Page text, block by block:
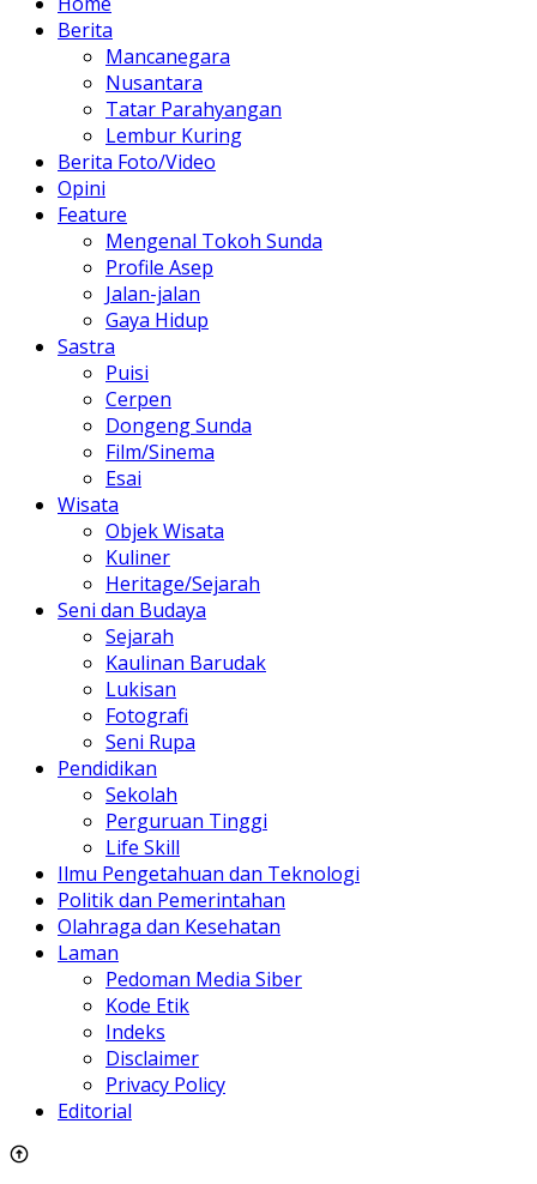
Berita
Mancanegara
Nusantara
Tatar Parahyangan
Lembur Kuring
Berita Foto/Video
Opini
Feature
Mengenal Tokoh Sunda
Profile Asep
Jalan-jalan
Gaya Hidup
Sastra
Puisi
Cerpen
Dongeng Sunda
Film/Sinema
Esai
Wisata
Objek Wisata
Kuliner
Heritage/Sejarah
Seni dan Budaya
Sejarah
Kaulinan Barudak
Lukisan
Fotografi
Seni Rupa
Pendidikan
Sekolah
Perguruan Tinggi
Life Skill
Ilmu Pengetahuan dan Teknologi
Politik dan Pemerintahan
Olahraga dan Kesehatan
Laman
Pedoman Media Siber
Kode Etik
Indeks
Disclaimer
Privacy Policy
Editorial